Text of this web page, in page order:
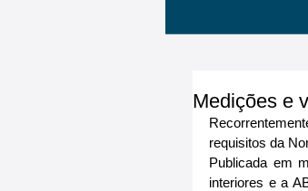
Medições e
requisitos da
Publicada em
interiores e a